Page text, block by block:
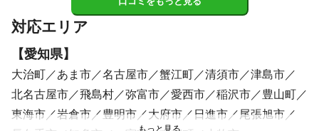
対応エリア
【愛知県】
大治町 あま市 名古屋市 蟹江町 清須市
津島市
北名古屋市
飛島村 弥富市 愛西市 稲沢市
豊山町
東海市
岩倉市 豊明市 大府市 日進市
尾張旭市